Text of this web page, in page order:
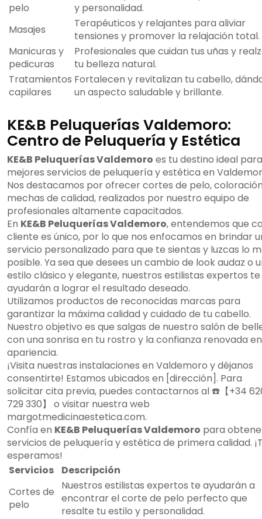
pelo
y personalidad.
Masajes
Terapéuticos y relajantes para aliviar
tensiones y promover la relajación total.
Manicuras y
pedicuras
Profesionales que cuidan tus uñas y
tu belleza natural.
Tratamientos
capilares
Fortalecen y revitalizan tu cabello,
un aspecto saludable y brillante.
KE&B Peluquerías Valdemoro:
Centro de Peluquería y Estética
KE&B Peluquerías Valdemoro es tu destino ideal
mejores servicios de peluquería y estética en
Nos destacamos por ofrecer cortes de pelo,
mechas de calidad, realizados por nuestro equipo de
profesionales altamente capacitados.
En KE&B Peluquerías Valdemoro, entendemos que
cliente es único, por lo que nos enfocamos en brindar
servicio personalizado para que te sientas y luzcas lo
posible. Ya sea que desees un cambio de look audaz o
estilo clásico y elegante, nuestros estilistas expertos te
ayudarán a lograr el resultado deseado.
Utilizamos productos de reconocidas marcas para
garantizar la máxima calidad y cuidado de tu cabello.
Nuestro objetivo es que salgas de nuestro salón de
con una sonrisa en tu rostro y la confianza renovada
apariencia.
¡Visita nuestras instalaciones en Valdemoro y déjanos
consentirte! Estamos ubicados en [dirección]. Para
solicitar cita previa, puedes contactarnos al ☎️【+34
729 330】 o visitar nuestra web
margotmedicinaestetica.com.
Confía en KE&B Peluquerías Valdemoro para
servicios de peluquería y estética de primera calidad.
esperamos!
Servicios
Descripción
Cortes de
pelo
Nuestros estilistas expertos te ayudarán a
encontrar el corte de pelo perfecto que
resalte tu estilo y personalidad.